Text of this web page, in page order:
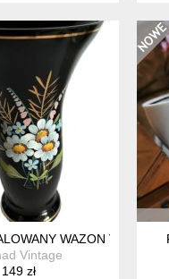
II POŁOWA XX W.
WAZON
Vintage
149 zł